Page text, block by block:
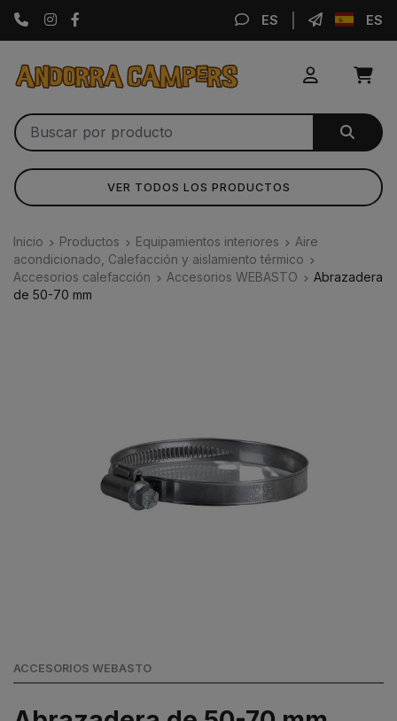
Instagram ES ES
VER TODOS LOS PRODUCTOS
Inicio Productos Equipamientos interiores
Aire
acondicionado, Calefacción y aislamiento térmico
Accesorios calefacción
Accesorios WEBASTO
Abrazadera
de 50-70 mm
ACCESORIOS WEBASTO